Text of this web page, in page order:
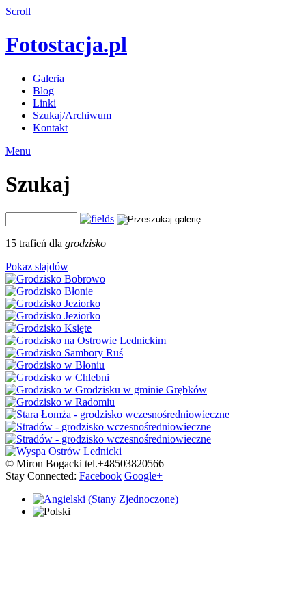
Scroll
Fotostacja.pl
Galeria
Blog
Linki
Szukaj/Archiwum
Kontakt
Menu
Szukaj
15 trafień dla grodzisko
Pokaz slajdów
© Miron Bogacki tel.+48503820566
Stay Connected: Facebook Google+